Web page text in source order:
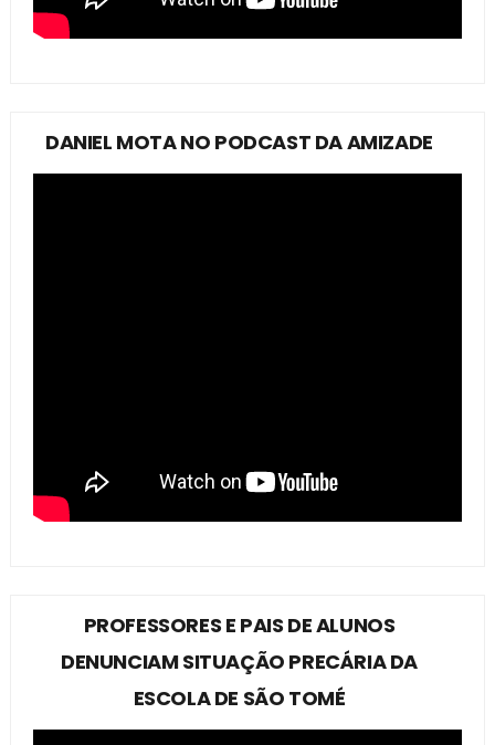
DANIEL MOTA NO PODCAST DA AMIZADE
PROFESSORES E PAIS DE ALUNOS
DENUNCIAM SITUAÇÃO PRECÁRIA DA
ESCOLA DE SÃO TOMÉ